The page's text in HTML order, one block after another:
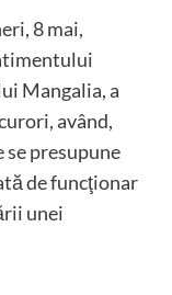
8 mai,
Mangalia, a
având,
se presupune
de funcţionar
unei